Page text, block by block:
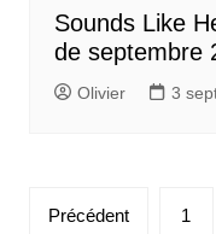
Sounds Like
de septembre
Olivier 3
Pagination
Précédent 1